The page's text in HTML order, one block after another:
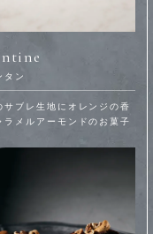
タン
サブレ生地にオレンジの香
ラメルアーモンドのお菓子